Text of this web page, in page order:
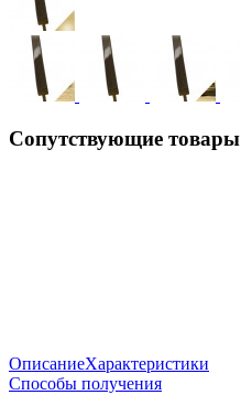
Сопутствующие товары
ОписаниеХарактеристики
Способы получения